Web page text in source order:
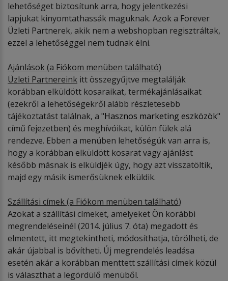
lehetőséget biztosítunk arra, hogy jelentkezési
lapjukat kinyomtathassák maguknak. Azok a Forever
Üzleti Partnerek, akik nem a webshopban regisztráltak,
ezzel a lehetőséggel nem tudnak élni.
Ajánlások (a Fiókom menüben található)
Üzleti Partnereink itt összegyűjtve megtalálják
korábban elküldött kosaraikat, termékajánlásaikat
(ezekről a lehetőségekről alább részletesebb
tájékoztatást találnak, a "Hasznos marketing eszközök"
című fejezetben) és meghívóikat, külön fülek alá
rendezve. Ebben a menüben lehetőségük van arra is,
hogy a korábban elküldött kosarat vagy ajánlást
később másnak is elküldjék úgy, hogy azt visszatöltik,
majd egy másik ismerősüknek elküldik.
Szállítási címek (a Fiókom menüben található)
Azokat a szállítási címeket, amelyeket Ön korábbi
megrendeléseinél (2014. július 7. óta) megadott és
elmentett, itt megtekintheti, módosíthatja, törölheti, de
akár újabbal is bővítheti. Új megrendelés leadása
esetén akár a korábban menttett szállítási címek közül
is választhat a legördülő menüből.